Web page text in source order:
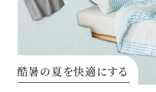
酷暑の夏を快適にする